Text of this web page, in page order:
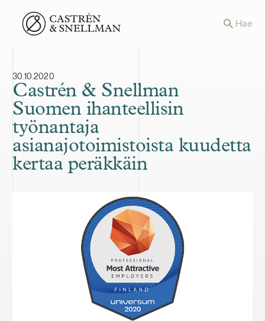
Front page Hae
30.10.2020
Castrén & Snellman
Suomen ihanteellisin
työnantaja
asianajotoimistoista kuudetta
kertaa peräkkäin